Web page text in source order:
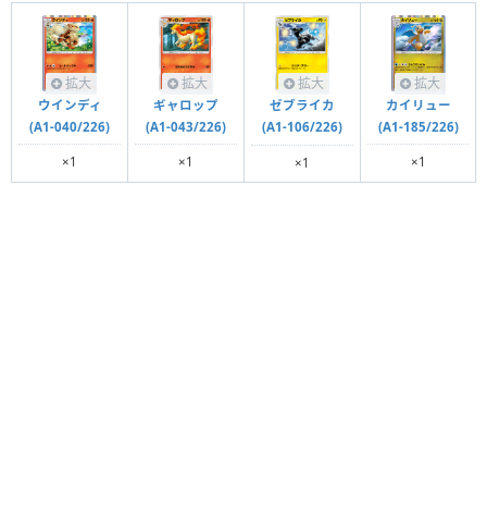
拡大
ウインディ
(A1-040/226)
×1
拡大
ギャロップ
(A1-043/226)
×1
拡大
ゼブライカ
(A1-106/226)
×1
拡大
カイリュー
(A1-185/226)
×1